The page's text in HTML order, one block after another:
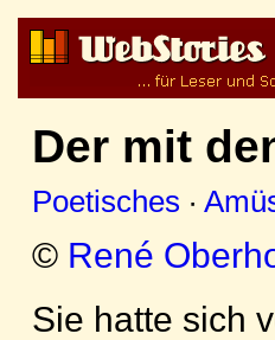
Der mit
Poetisches ·
© René
Sie hatte sich